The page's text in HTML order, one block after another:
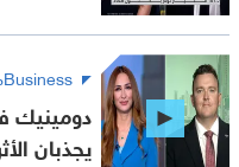
Businessمع لبنى
دومينيك
يجذبان